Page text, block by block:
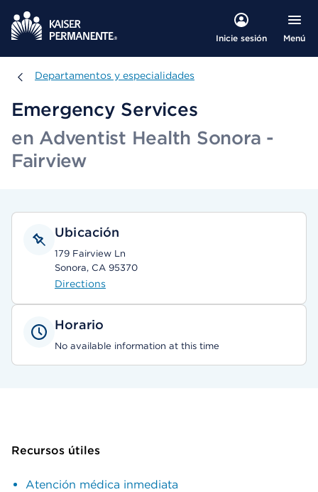
Inicie sesión Menú
Departamentos y especialidades
Departamentos y especialidades
Emergency Services
en Adventist Health Sonora -
Fairview
Ubicación
179 Fairview Ln
Sonora, CA 95370
Directions
Horario
No available information at this time
Recursos útiles
Atención médica inmediata